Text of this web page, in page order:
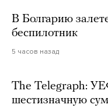
В Болгарию
беспилотник
5 часов назад
The Telegraph:
шестизначную